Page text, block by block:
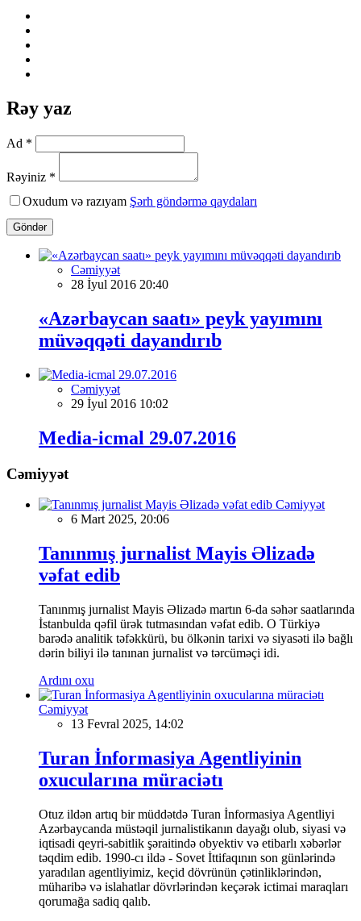
Rəy yaz
Ad *
Rəyiniz *
Oxudum və razıyam Şərh göndərmə qaydaları
Göndər
Cəmiyyət
28 İyul 2016 20:40
«Azərbaycan saatı» peyk yayımını
müvəqqəti dayandırıb
Cəmiyyət
29 İyul 2016 10:02
Media-icmal 29.07.2016
Cəmiyyət
Cəmiyyət
6 Mart 2025, 20:06
Tanınmış jurnalist Mayis Əlizadə
vəfat edib
Tanınmış jurnalist Mayis Əlizadə martın 6-da səhər saatlarında
İstanbulda qəfil ürək tutmasından vəfat edib. O Türkiyə
barədə analitik təfəkkürü, bu ölkənin tarixi və siyasəti ilə bağlı
dərin biliyi ilə tanınan jurnalist və tərcüməçi idi.
Ardını oxu
Cəmiyyət
13 Fevral 2025, 14:02
Turan İnformasiya Agentliyinin
oxucularına müraciətı
Otuz ildən artıq bir müddətdə Turan İnformasiya Agentliyi
Azərbaycanda müstəqil jurnalistikanın dayağı olub, siyasi və
iqtisadi qeyri-sabitlik şəraitində obyektiv və etibarlı xəbərlər
təqdim edib. 1990-cı ildə - Sovet İttifaqının son günlərində
yaradılan agentliyimiz, keçid dövrünün çətinliklərindən,
müharibə və islahatlar dövrlərindən keçərək ictimai maraqları
qorumağa sadiq qalıb.